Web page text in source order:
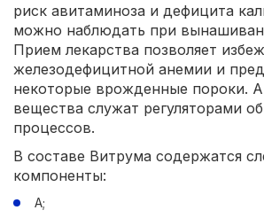
риск авитаминоза и дефицита
можно наблюдать при
Прием лекарства позволяет
железодефицитной анемии и
некоторые врожденные пороки.
вещества служат регуляторами
процессов.
В составе Витрума содержатся
компоненты:
А;